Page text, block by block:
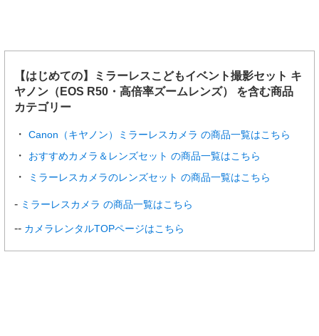
【はじめての】ミラーレスこどもイベント撮影セット キ
ヤノン（EOS R50・高倍率ズームレンズ） を含む商品
カテゴリー
Canon（キヤノン）ミラーレスカメラ の商品一覧はこちら
おすすめカメラ＆レンズセット の商品一覧はこちら
ミラーレスカメラのレンズセット の商品一覧はこちら
ミラーレスカメラ の商品一覧はこちら
カメラレンタルTOPページはこちら